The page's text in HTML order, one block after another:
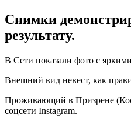
Снимки
результату.
В Сети показали фото с
Внешний вид невест, как
Проживающий в Призрене
соцсети Instagram.